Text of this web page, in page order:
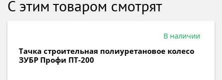
С этим товаром смотрят
В наличии
Тачка строительная 2-х колесная П-ручка
полиуретановые колеса ЗУБР Профи ПТ-500